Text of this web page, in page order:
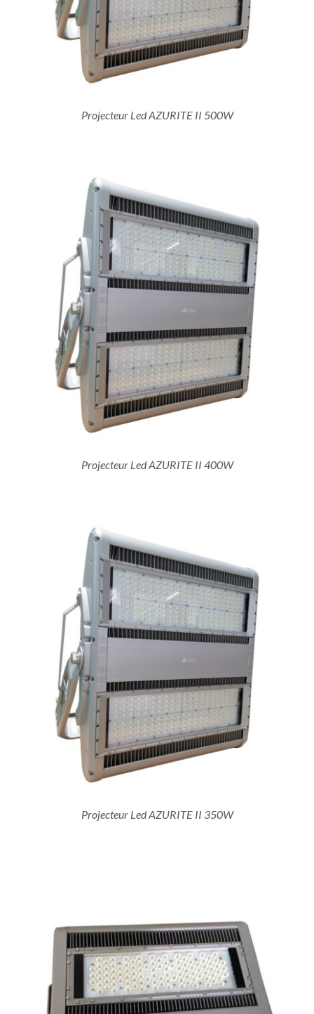
Projecteur Led AZURITE II 500W
Projecteur Led AZURITE II 400W
Projecteur Led AZURITE II 350W